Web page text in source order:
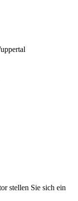
stellen Sie sich ein